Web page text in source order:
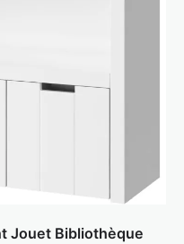
Jouet Bibliothèque